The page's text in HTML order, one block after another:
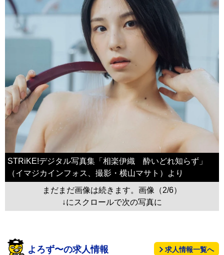
STRiKE!デジタル写真集「相楽伊織 酔いどれ知らず」
（イマジカインフォス、撮影・横山マサト）より
まだまだ画像は続きます。画像（2/6）
↓にスクロールで次の写真に
よろず〜の求人情報 求人情報一覧へ